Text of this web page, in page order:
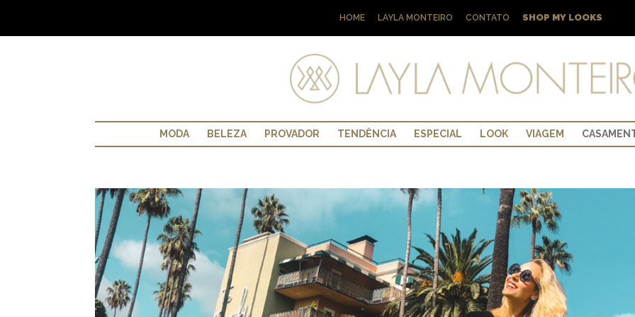
HOME LAYLA MONTEIRO CONTATO SHOP MY LOOKS
MODA BELEZA PROVADOR TENDÊNCIA ESPECIAL LOOK VIAGEM